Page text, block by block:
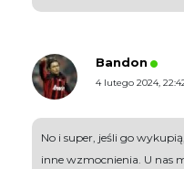
Bandon
4 lutego 2024,
No i super, jeśli go
inne wzmocnienia. U nas